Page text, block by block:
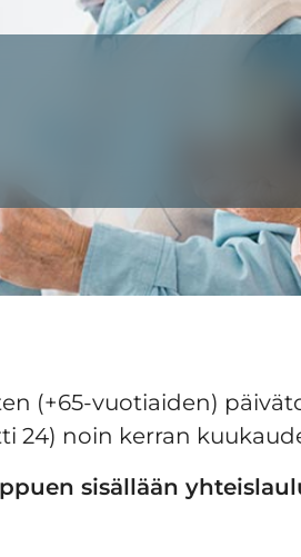
(+65-vuotiaiden)
24) noin kerran
sisällään